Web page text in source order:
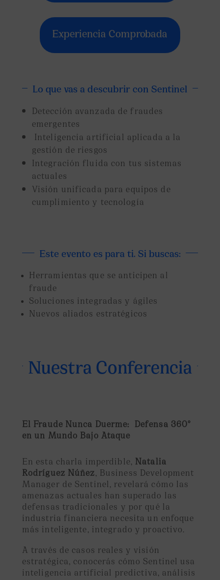
Experiencia Comprobada
Lo que vas a descubrir con Sentinel
Detección avanzada de fraudes
emergentes
Inteligencia artificial aplicada a la
gestión de riesgos
Integración fluida con tus sistemas
actuales
Visión unificada para equipos de
cumplimiento y tecnología
Este evento es para ti. Si buscas:
Herramientas que se anticipen al
fraude
Soluciones integradas y ágiles
Nuevos aliados estratégicos
Nuestra Conferencia
El Fraude Nunca Duerme: Defensa 360°
en un Mundo Bajo Ataque
En esta charla imperdible, Natalia
Rodríguez Núñez, Business Development
Manager de Sentinel, revelará cómo las
amenazas actuales han superado las
defensas tradicionales y por qué la
industria financiera necesita un enfoque
más inteligente, integrado y proactivo.
A través de casos reales y visión
estratégica, conocerás cómo Sentinel usa
inteligencia artificial predictiva, análisis